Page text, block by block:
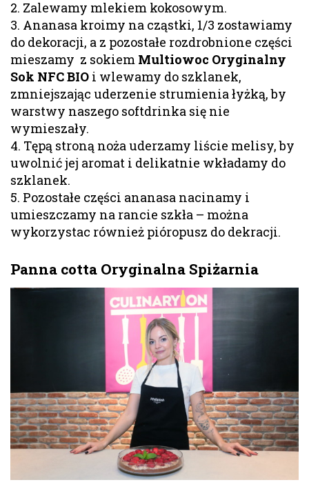
2. Zalewamy mlekiem kokosowym.
3. Ananasa kroimy na cząstki, 1/3 zostawiamy
do dekoracji, a z pozostałe rozdrobnione części
mieszamy z sokiem Multiowoc Oryginalny
Sok NFC BIO i wlewamy do szklanek,
zmniejszając uderzenie strumienia łyżką, by
warstwy naszego softdrinka się nie
wymieszały.
4. Tępą stroną noża uderzamy liście melisy, by
uwolnić jej aromat i delikatnie wkładamy do
szklanek.
5. Pozostałe części ananasa nacinamy i
umieszczamy na rancie szkła – można
wykorzystac również pióropusz do dekracji.
Panna cotta Oryginalna Spiżarnia